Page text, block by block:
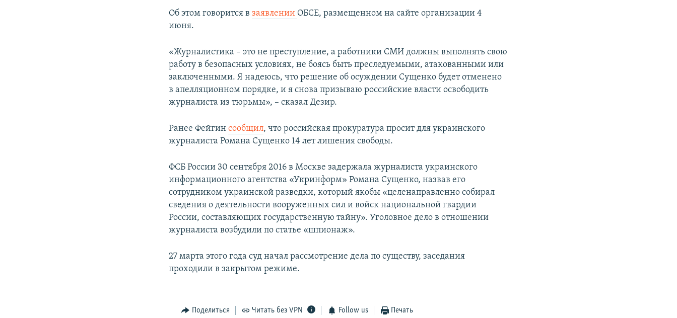
Об этом говорится взаявлении ОБСЕ, размещенном на сайте организации 4
июня.
«Журналистика – это не преступление, а работники СМИ должны выполнять свою
работу в безопасных условиях, не боясь быть преследуемыми, атакованными или
заключенными. Я надеюсь, что решение об осуждении Сущенко будет отменено
в апелляционном порядке, и я снова призываю российские власти освободить
журналиста из тюрьмы», – сказал Дезир.
Ранее Фейгинсообщил, что российская прокуратура просит для украинского
журналиста Романа Сущенко 14 лет лишения свободы.
ФСБ России 30 сентября 2016 в Москве задержала журналиста украинского
информационного агентства «Укринформ» Романа Сущенко, назвав его
сотрудником украинской разведки, который якобы «целенаправленно собирал
сведения о деятельности вооруженных сил и войск национальной гвардии
России, составляющих государственную тайну». Уголовное дело в отношении
журналиста возбудили по статье «шпионаж».
27 марта этого года суд начал рассмотрение дела по существу, заседания
проходили в закрытом режиме.
Поделиться Читать без VPN Follow us Печать